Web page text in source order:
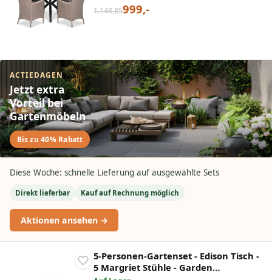
1.148,85999,-
ACTIEDAGEN
Jetzt extra
Vorteil bei
Gartenmöbeln
Bis zu 40% Rabatt
Diese Woche: schnelle Lieferung auf ausgewählte Sets
Direkt lieferbar Kauf auf Rechnung möglich
Aktionen ansehen →
5-Personen-Gartenset - Edison Tisch -
5 Margriet Stühle - Garden